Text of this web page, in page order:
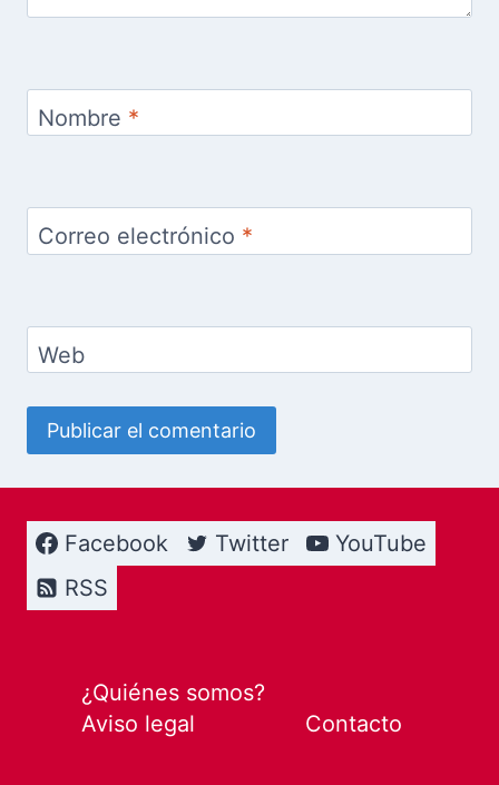
Nombre *
Correo electrónico *
Web
Facebook Twitter
YouTube
RSS
¿Quiénes somos?
Aviso legal
Contacto